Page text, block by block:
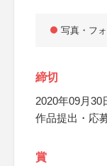
写真・フ
締切
2020年09月30
作品提出・応
賞